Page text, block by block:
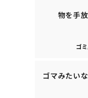
物を手
ゴ
ゴマみたい